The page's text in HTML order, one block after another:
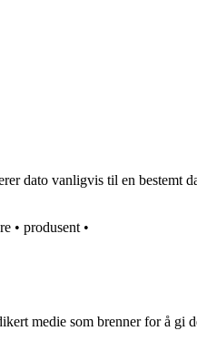
dato vanligvis til en bestemt
• produsent •
medie som brenner for å gi